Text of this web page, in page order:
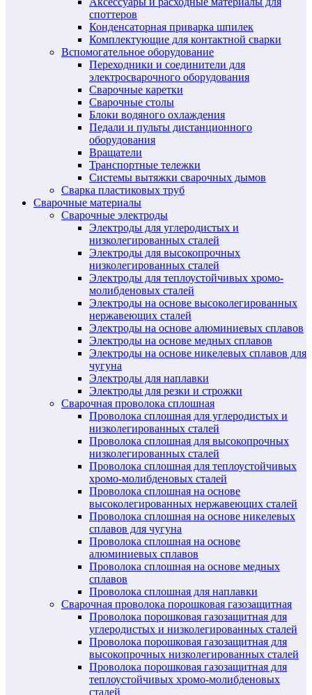
споттеров
Конденсаторная приварка шпилек
Комплектующие для контактной сварки
Вспомогательное оборудование
Переходники и соединители для
электросварочного оборудования
Сварочные каретки
Сварочные столы
Блоки водяного охлаждения
Педали и пульты дистанционного
оборудования
Вращатели
Транспортные тележки
Системы вытяжки сварочных дымов
Сварка пластиковых труб
Сварочные материалы
Сварочные электроды
Электроды для углеродистых и
низколегированных сталей
Электроды для высокопрочных
низколегированных сталей
Электроды для теплоустойчивых хромо-
молибденовых сталей
Электроды на основе высоколегированных
нержавеющих сталей
Электроды на основе алюминиевых сплавов
Электроды на основе медных сплавов
Электроды на основе никелевых сплавов для
чугуна
Электроды для наплавки
Электроды для резки и строжки
Сварочная проволока сплошная
Проволока сплошная для углеродистых и
низколегированных сталей
Проволока сплошная для высокопрочных
низколегированных сталей
Проволока сплошная для теплоустойчивых
хромо-молибденовых сталей
Проволока сплошная на основе
высоколегированных нержавеющих сталей
Проволока сплошная на основе никелевых
сплавов для чугуна
Проволока сплошная на основе
алюминиевых сплавов
Проволока сплошная на основе медных
сплавов
Проволока сплошная для наплавки
Сварочная проволока порошковая газозащитная
Проволока порошковая газозащитная для
углеродистых и низколегированных сталей
Проволока порошковая газозащитная для
высокопрочных низколегированных сталей
Проволока порошковая газозащитная для
теплоустойчивых хромо-молибденовых
сталей